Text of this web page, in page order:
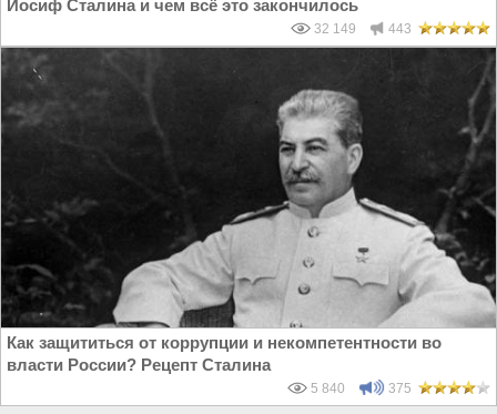
Иосиф Сталина и чем всё это закончилось
32 149 443
Как защититься от коррупции и некомпетентности во
власти России? Рецепт Сталина
5 840 375